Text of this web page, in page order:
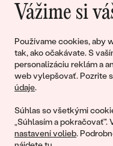
Vážime si
Používame cookies, aby
tak, ako očakávate. S
personalizáciu reklám a
web vylepšovať. Pozrite
údaje.
Súhlas so všetkými
„Súhlasím a
nastavení volieb.
© 2011 - 2026, Eppi.sk